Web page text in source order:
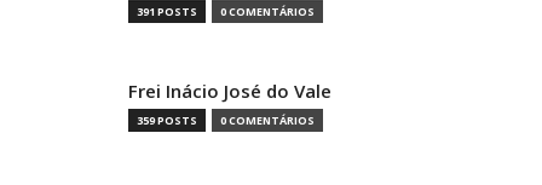
391 POSTS 0 COMENTÁRIOS
Frei Inácio José do Vale
359 POSTS 0 COMENTÁRIOS